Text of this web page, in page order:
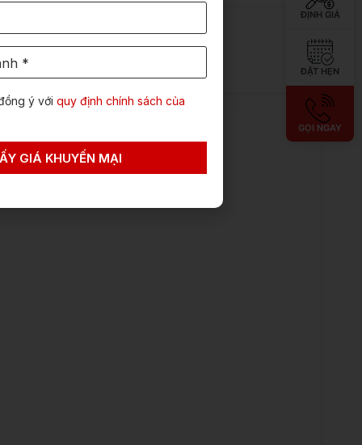
Xem chi tiết →
ĐỊNH GIÁ
ĐẶT HẸN
GỌI NGAY
ý với quy định chính sách của
GIÁ KHUYẾN MẠI